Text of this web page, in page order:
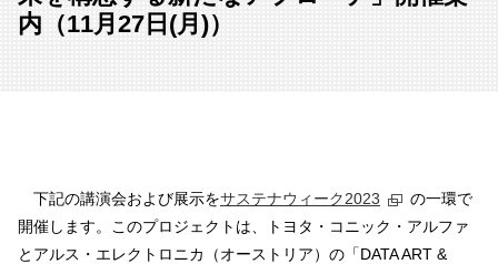
内（11月27日(月)）
下記の講演会および展示をサステナウィーク2023
の一環で
開催します。このプロジェクトは、トヨタ・コニック・アルファ
とアルス・エレクトロニカ（オーストリア）の「DATA ART &